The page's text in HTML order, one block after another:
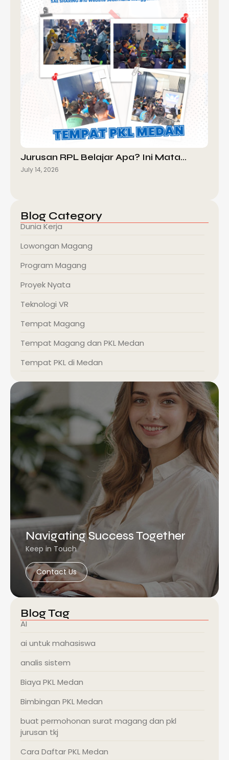
Jurusan RPL Belajar Apa? Ini Mata…
July 14, 2026
Blog Category
Dunia Kerja
Lowongan Magang
Program Magang
Proyek Nyata
Teknologi VR
Tempat Magang
Tempat Magang dan PKL Medan
Tempat PKL di Medan
Navigating Success Together
Keep in Touch
Contact Us
Blog Tag
AI
ai untuk mahasiswa
analis sistem
Biaya PKL Medan
Bimbingan PKL Medan
buat permohonan surat magang dan pkl
jurusan tkj
Cara Daftar PKL Medan